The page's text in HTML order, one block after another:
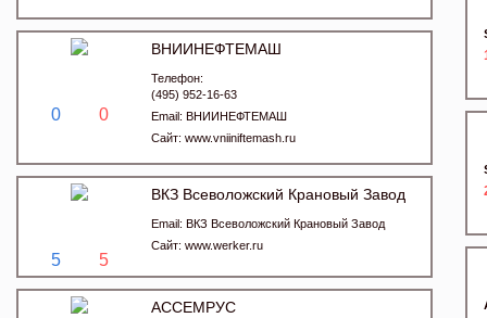
0 0
ВНИИНЕФТЕМАШ
Телефон:
(495) 952-16-63
Email: ВНИИНЕФТЕМАШ
Сайт: www.vniiniftemash.ru
5 5
ВКЗ Всеволожский Крановый Завод
Email: ВКЗ Всеволожский Крановый Завод
Сайт: www.werker.ru
АССЕМРУС